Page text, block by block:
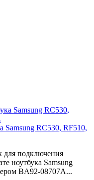
Samsung RC530, RF510,
для подключения
ноутбука Samsung
BA92-08707A...